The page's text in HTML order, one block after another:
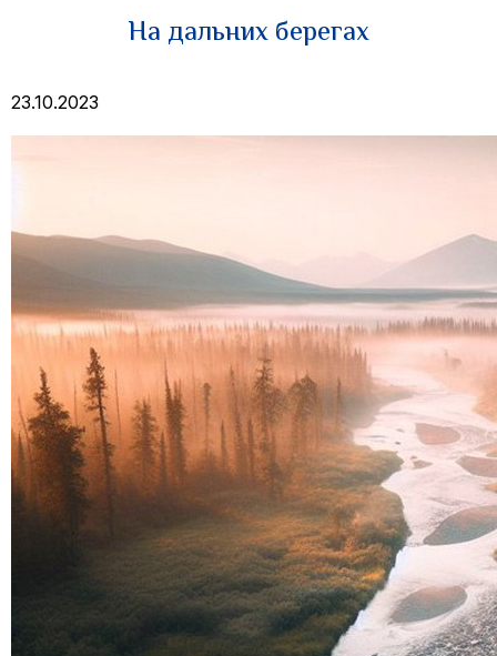
На дальних берегах
23.10.2023